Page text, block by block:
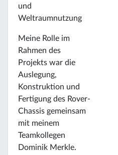
und
Weltraumnutzung
Meine Rolle im
Rahmen des
Projekts war die
Auslegung,
Konstruktion und
Fertigung des Rover-
Chassis gemeinsam
mit meinem
Teamkollegen
Dominik Merkle.